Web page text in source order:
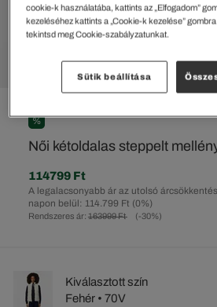
%
Női kétoldalas steppelt
Rendszeres ár: 163999 Ft (-30%)
A legalacsonyabb ár az utolsó
napon belül: 114.799 Ft (0%)
114799 Ft
Kiválasztott szín
Fehér • 70V
cookie-k használatába, kattints az „Elfogadom”
kezeléséhez kattints a „Cookie-k kezelése”
tekintsd meg Cookie-szabályzatunkat.
Sütik beállítása